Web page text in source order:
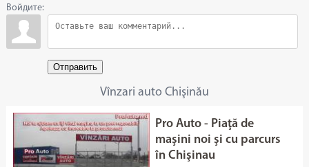
Войдите:
Отправить
Vînzari auto Chişinău
Pro Auto - Piaţă de
maşini noi şi cu parcurs
în Chişinau